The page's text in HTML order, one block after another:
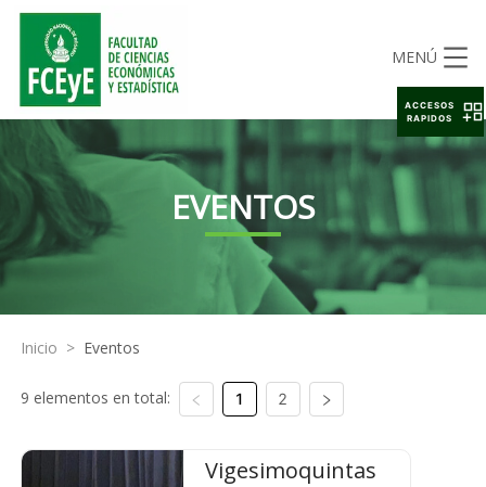
MENÚ
EVENTOS
Inicio > Eventos
9 elementos en total: 1 2
Vigesimoquintas
ACCESOS
RAPIDOS